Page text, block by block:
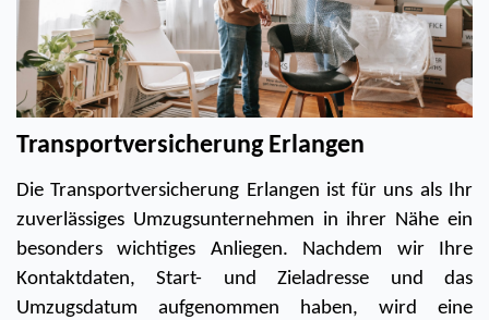
Transportversicherung Erlangen
Die Transportversicherung Erlangen ist für uns als Ihr
zuverlässiges Umzugsunternehmen in ihrer Nähe ein
besonders wichtiges Anliegen. Nachdem wir Ihre
Kontaktdaten, Start- und Zieladresse und das
Umzugsdatum aufgenommen haben, wird eine